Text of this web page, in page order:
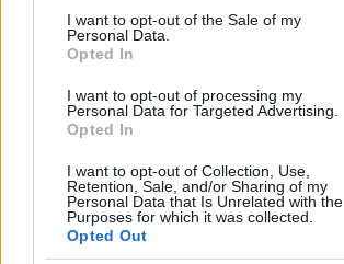
consent section.
I want to opt-out of the Sale of my
Personal Data.
Opted In
I want to opt-out of processing my
Personal Data for Targeted Advertising.
Opted In
I want to opt-out of Collection, Use,
Retention, Sale, and/or Sharing of my
Personal Data that Is Unrelated with the
Purposes for which it was collected.
Opted Out